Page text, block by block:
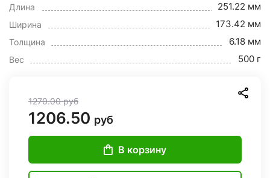
Длина 251.22 мм
Ширина 173.42 мм
Толщина 6.18 мм
Вес 500 г
1270.00руб
1206.50 руб
В корзину